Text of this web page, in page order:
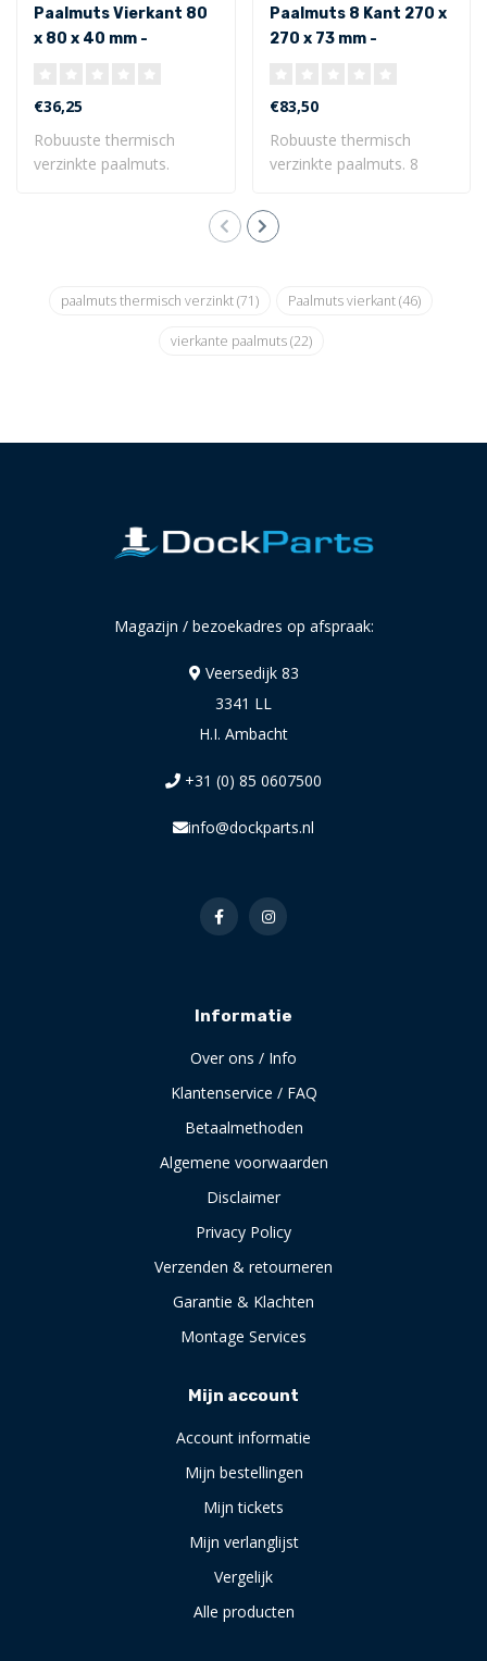
Paalmuts Vierkant 80
x 80 x 40 mm -
€36,25
Robuuste thermisch
verzinkte paalmuts.
Paalmuts 8 Kant 270 x
270 x 73 mm -
€83,50
Robuuste thermisch
verzinkte paalmuts. 8
paalmuts thermisch verzinkt(71) Paalmuts vierkant(46)
vierkante paalmuts(22)
Magazijn / bezoekadres op afspraak:
Veersedijk 83
3341 LL
H.I. Ambacht
+31 (0) 85 0607500
info@dockparts.nl
Informatie
Over ons / Info
Klantenservice / FAQ
Betaalmethoden
Algemene voorwaarden
Disclaimer
Privacy Policy
Verzenden & retourneren
Garantie & Klachten
Montage Services
Mijn account
Account informatie
Mijn bestellingen
Mijn tickets
Mijn verlanglijst
Vergelijk
Alle producten